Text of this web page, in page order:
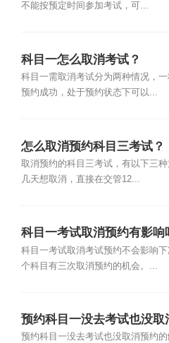
不能按预定时间参加考试，可...
科目一怎么取消考试？
科目一需取消考试分为两种情况，
预约成功，处于预约状态下可以...
怎么取消预约科目三考试？
取消预约的科目三考试，有以下三
几天想取消，直接在交管12...
科目一考试取消预约有影响
科目一考试取消考试预约不会影响
个科目有三次取消预约的机会。...
预约科目一没去考试也没取
么办？
预约科目一没去考试也没取消预约